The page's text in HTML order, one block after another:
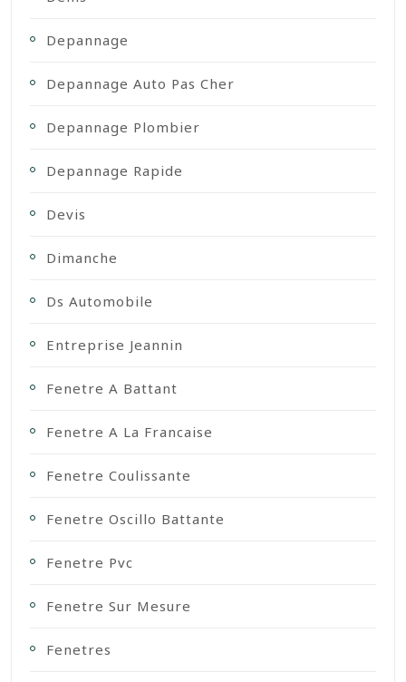
Depannage
Depannage Auto Pas Cher
Depannage Plombier
Depannage Rapide
Devis
Dimanche
Ds Automobile
Entreprise Jeannin
Fenetre A Battant
Fenetre A La Francaise
Fenetre Coulissante
Fenetre Oscillo Battante
Fenetre Pvc
Fenetre Sur Mesure
Fenetres